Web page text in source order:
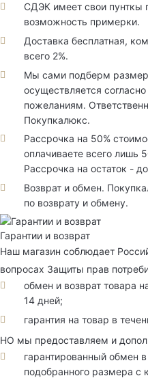
СДЭК имеет свои пунткы
возможность примерки.
Доставка бесплатная,
всего 2%.
Мы сами подберм
осуществляется
пожеланиям.
Покупкалюкс.
Рассрочка на 50%
оплачиваете всего лишь
Рассрочка на остаток -
Возврат и обмен.
по возврату и обмену.
Гарантии и возврат
Наш магазин соблюдает
вопросах Защиты прав
обмен и возврат товара
14 дней;
гарантия на товар в
НО мы предоставляем и
гарантированный обмен
подобранного размера с